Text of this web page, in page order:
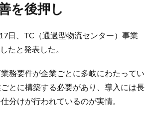
を後押し
日、TC（通過型物流センター）事業
たと発表した。
務要件が企業ごとに多岐にわたってい
とに構築する必要があり、導入には長
分けが行われているのが実情。